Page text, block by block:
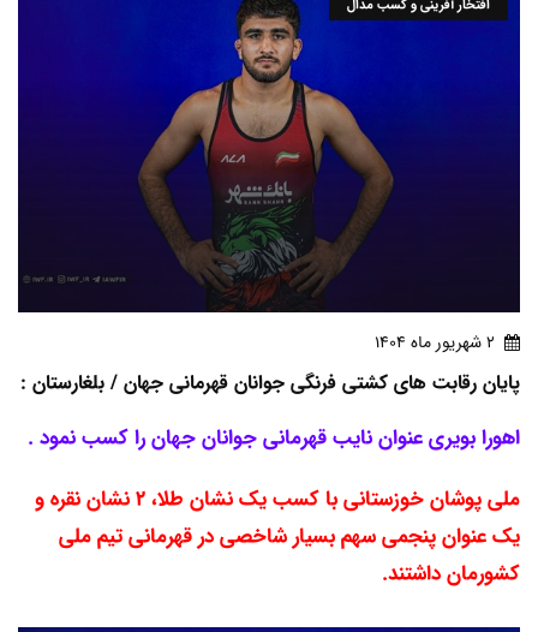
افتخار آفرینی و کسب مدال
2 شهريور ماه 1404
پایان رقابت های کشتی فرنگی جوانان قهرمانی جهان / بلغارستان :
اهورا بویری عنوان نایب قهرمانی جوانان جهان را کسب نمود .
ملی پوشان خوزستانی با کسب یک نشان طلا، 2 نشان نقره و
یک عنوان پنجمی سهم بسیار شاخصی در قهرمانی تیم ملی
کشورمان داشتند.